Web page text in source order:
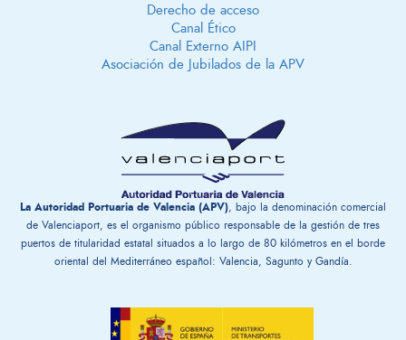
Derecho de acceso
Canal Ético
Canal Externo AIPI
Asociación de Jubilados de la APV
La Autoridad Portuaria de Valencia (APV) , bajo la denominación comercial
de Valenciaport, es el organismo público responsable de la gestión ​de tres
puertos de titularidad estatal situados a lo largo de 80 kilómetros en el borde
oriental del Mediterráneo español: Valencia, Sagunto y Gandía.